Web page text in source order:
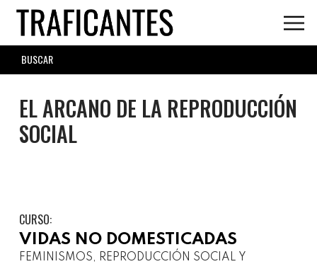
Skip
main
content
SEARCH
FORM
EL ARCANO DE LA REPRODUCCIÓN
SOCIAL
CURSO:
VIDAS NO DOMESTICADAS
FEMINISMOS, REPRODUCCIÓN SOCIAL Y